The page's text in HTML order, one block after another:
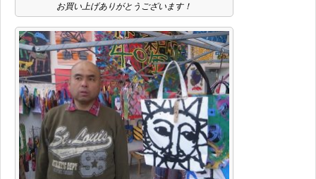
お買い上げありがとうございます！